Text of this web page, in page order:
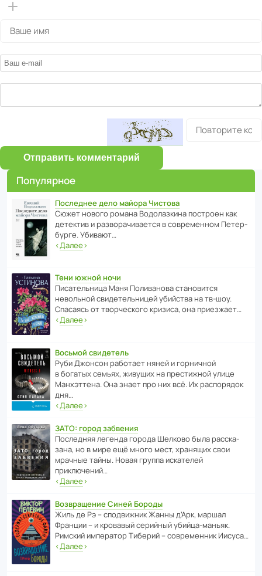
Отправить комментарий
Популярное
Последнее дело майора Чистова
Сюжет нового романа Водо­ла­з­кина пост­роен как
дете­ктив и разво­ра­чи­ва­ется в совре­менном Пете­р­
бурге. Убивают…
‹Далее›
Тени южной ночи
Писа­тель­ница Маня Поли­ва­нова стано­вится
невольной свиде­тель­ницей убийства на тв-шоу.
Спасаясь от твор­че­с­кого кризиса, она приезжает…
‹Далее›
Восьмой свидетель
Руби Джонсон рабо­тает няней и горни­чной
в богатых семьях, живущих на прес­ти­жной улице
Манх­эт­тена. Она знает про них всё. Их распо­рядок
дня…
‹Далее›
ЗАТО: город забвения
После­дняя легенда города Шелково была расска­
зана, но в мире ещё много мест, хранящих свои
мрачные тайны. Новая группа иска­телей
приключений…
‹Далее›
Возвращение Синей Бороды
Жиль де Рэ – спод­ви­жник Жанны д’Арк, маршал
Франции – и кровавый серийный убийца-маньяк.
Римский импе­ратор Тиберий – совре­менник Иисуса…
‹Далее›